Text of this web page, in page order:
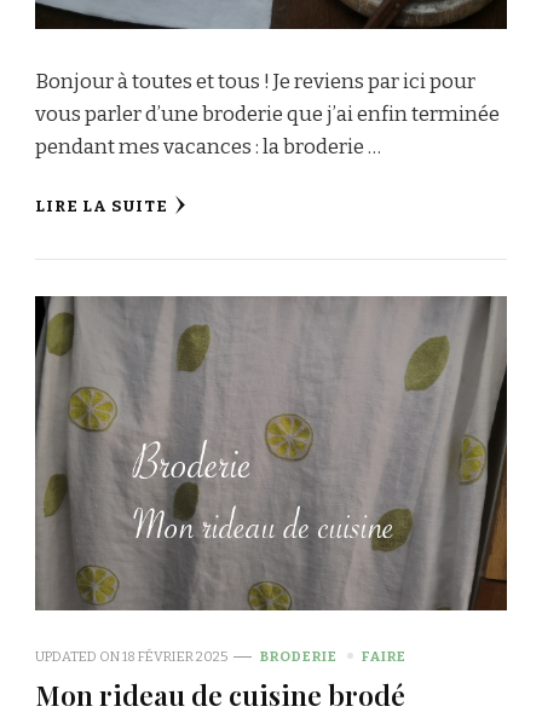
Bonjour à toutes et tous ! Je reviens par ici pour
vous parler d’une broderie que j’ai enfin terminée
pendant mes vacances : la broderie …
LIRE LA SUITE
UPDATED ON18 FÉVRIER 2025 BRODERIE FAIRE
Mon rideau de cuisine brodé